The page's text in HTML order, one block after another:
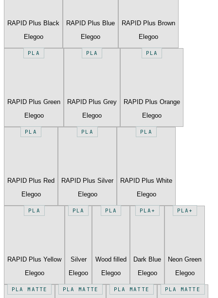
RAPID Plus Black
Elegoo
RAPID Plus Blue
Elegoo
RAPID Plus Brown
Elegoo
PLA
RAPID Plus Green
Elegoo
PLA
RAPID Plus Grey
Elegoo
PLA
RAPID Plus Orange
Elegoo
PLA
RAPID Plus Red
Elegoo
PLA
RAPID Plus Silver
Elegoo
PLA
RAPID Plus White
Elegoo
PLA
RAPID Plus Yellow
Elegoo
PLA
Silver
Elegoo
PLA
Wood filled
Elegoo
PLA+
Dark Blue
Elegoo
PLA+
Neon Green
Elegoo
PLA MATTE PLA MATTE PLA MATTE PLA MATTE